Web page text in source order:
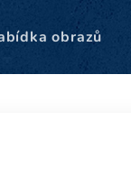
obrazů